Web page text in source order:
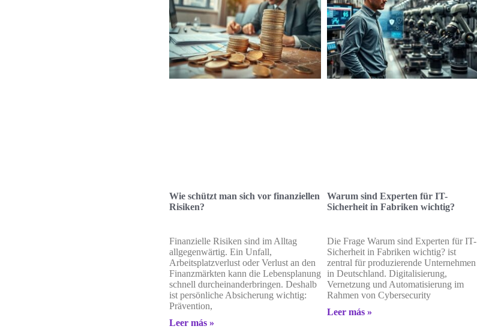
Wie schützt man sich vor finanziellen
Risiken?
Finanzielle Risiken sind im Alltag
allgegenwärtig. Ein Unfall,
Arbeitsplatzverlust oder Verlust an den
Finanzmärkten kann die Lebensplanung
schnell durcheinanderbringen. Deshalb
ist persönliche Absicherung wichtig:
Prävention,
Leer más »
Warum sind Experten für IT-
Sicherheit in Fabriken wichtig?
Die Frage Warum sind Experten für IT-
Sicherheit in Fabriken wichtig? ist
zentral für produzierende Unternehmen
in Deutschland. Digitalisierung,
Vernetzung und Automatisierung im
Rahmen von Cybersecurity
Leer más »